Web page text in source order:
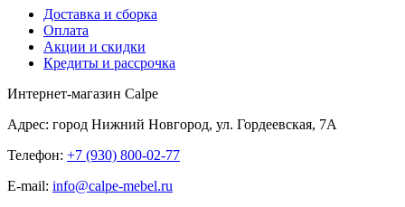
Доставка и сборка
Оплата
Акции и скидки
Кредиты и рассрочка
Интернет-магазин Calpe
Адрес: город Нижний Новгород, ул. Гордеевская, 7А
Телефон: +7 (930) 800-02-77
E-mail: info@calpe-mebel.ru